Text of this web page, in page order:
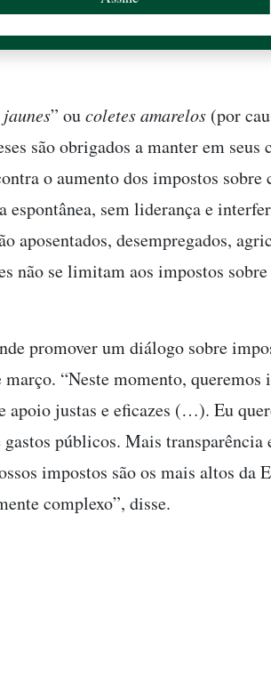
” oucoletes amarelos (por
são obrigados a manter em seus
o aumento dos impostos sobre
espontânea, sem liderança e
aposentados, desempregados,
não se limitam aos impostos
promover um diálogo sobre
março. “Neste momento,
apoio justas e eficazes (…). Eu
públicos. Mais transparência
impostos são os mais altos da
complexo”, disse.